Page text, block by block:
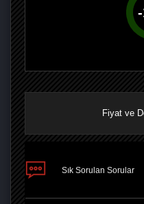
-
Fiyat ve
Sık Sorulan Sorular